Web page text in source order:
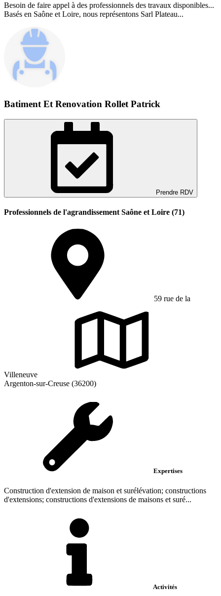
Besoin de faire appel à des professionnels des travaux disponibles...
Basés en Saône et Loire, nous représentons Sarl Plateau...
Batiment Et Renovation Rollet Patrick
Prendre RDV
Professionnels de l'agrandissement Saône et Loire (71)
59 rue de la
Villeneuve
Argenton-sur-Creuse (36200)
Expertises
Construction d'extension de maison et surélévation; constructions
d'extensions; constructions d'extensions de maisons et suré...
Activités